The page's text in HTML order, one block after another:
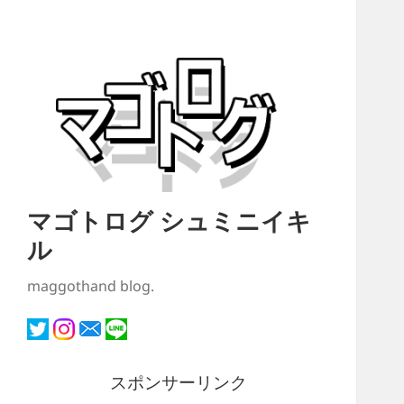
マゴトログ シュミニイキ
ル
maggothand blog.
スポンサーリンク